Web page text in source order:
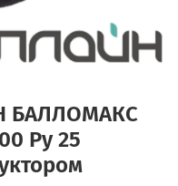
БАЛЛОМАКС
Ру 25